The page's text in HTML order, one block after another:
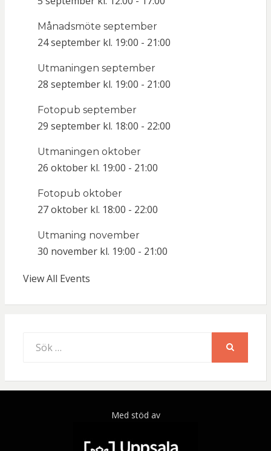
Månadsmöte september
24 september kl. 19:00 - 21:00
Utmaningen september
28 september kl. 19:00 - 21:00
Fotopub september
29 september kl. 18:00 - 22:00
Utmaningen oktober
26 oktober kl. 19:00 - 21:00
Fotopub oktober
27 oktober kl. 18:00 - 22:00
Utmaning november
30 november kl. 19:00 - 21:00
View All Events
efter:
Med stöd av